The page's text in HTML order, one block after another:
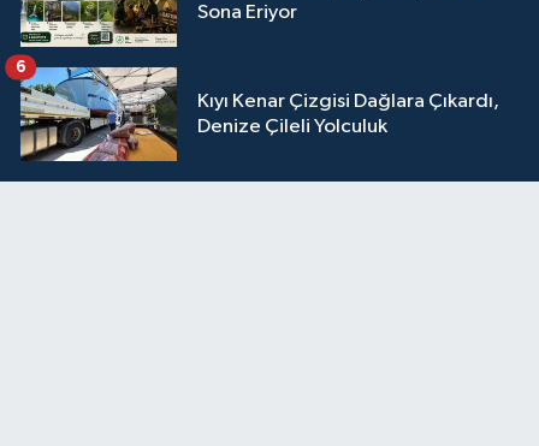
Sona Eriyor
Kıyı Kenar Çizgisi Dağlara Çıkardı,
Denize Çileli Yolculuk
6